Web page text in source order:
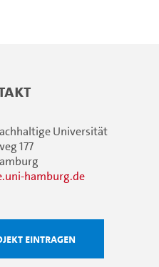
Universität
177
hamburg.de
eintragen